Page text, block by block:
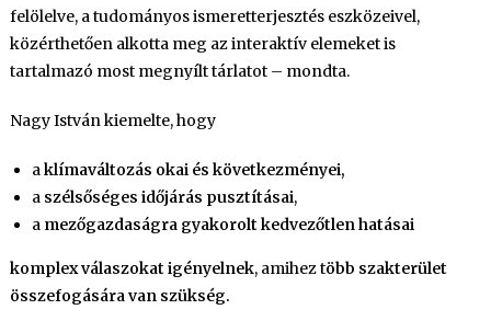
felölelve, a tudományos ismeretterjesztés eszközeivel,
közérthetően alkotta meg az interaktív elemeket is
tartalmazó most megnyílt tárlatot – mondta.
Nagy István kiemelte, hogy
aklímaváltozás okai és következményei,
a szélsőséges időjárás pusztításai,
a mezőgazdaságra gyakorolt kedvezőtlen hatásai
komplex válaszokat igényelnek, amihez több szakterület
összefogására van szükség.